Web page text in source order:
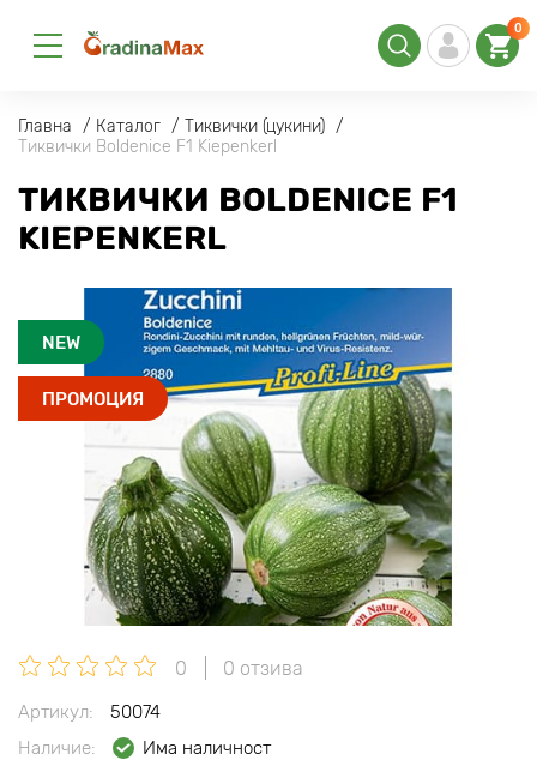
0
Главна Каталог
Тиквички (цукини)
Тиквички Boldenice F1 Kiepenkerl
ТИКВИЧКИ BOLDENICE F1
KIEPENKERL
NEW
ПРОМОЦИЯ
0 0 отзива
Артикул:
50074
Наличие:
Има наличност